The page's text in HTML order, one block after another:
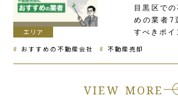
エリア
目黒区で
めの業者7
すべきポ
おすすめの不動産会社 不動産売却
VIEW MORE